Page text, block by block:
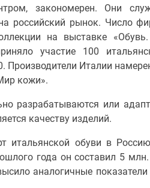
закономерен. Они
российский рынок. Число
на выставке
участие 100
Производители Италии
кожи».
разрабатываются или
качеству изделий.
итальянской обуви в
года он составил 5
аналогичные показатели